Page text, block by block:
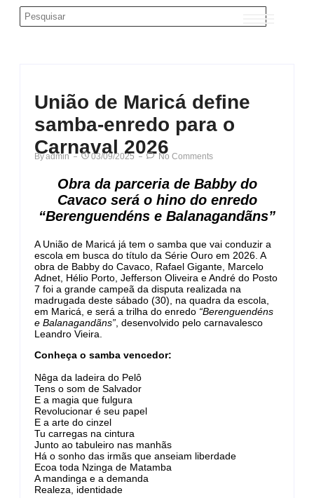
União de Maricá define
samba-enredo para o
Carnaval 2026
ByAdmin 03/09/2025 No Comments
Obra da parceria de Babby do
Cavaco será o hino do enredo
“Berenguendéns e Balanagandãns”
A União de Maricá já tem o samba que vai conduzir a
escola em busca do título da Série Ouro em 2026. A
obra de Babby do Cavaco, Rafael Gigante, Marcelo
Adnet, Hélio Porto, Jefferson Oliveira e André do Posto
7 foi a grande campeã da disputa realizada na
madrugada deste sábado (30), na quadra da escola,
em Maricá, e será a trilha do enredo “Berenguendéns
e Balanagandãns” , desenvolvido pelo carnavalesco
Leandro Vieira.
Conheça o samba vencedor:
Nêga da ladeira do Pelô
Tens o som de Salvador
E a magia que fulgura
Revolucionar é seu papel
E a arte do cinzel
Tu carregas na cintura
Junto ao tabuleiro nas manhãs
Há o sonho das irmãs que anseiam liberdade
Ecoa toda Nzinga de Matamba
A mandinga e a demanda
Realeza, identidade